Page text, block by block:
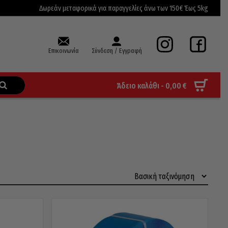
Δωρεάν μεταφορικά για παραγγελίες άνω των 150€ Έως 5kg
Επικοινωνία Σύνδεση / Εγγραφή
Άδειο καλάθι - 0,00 €